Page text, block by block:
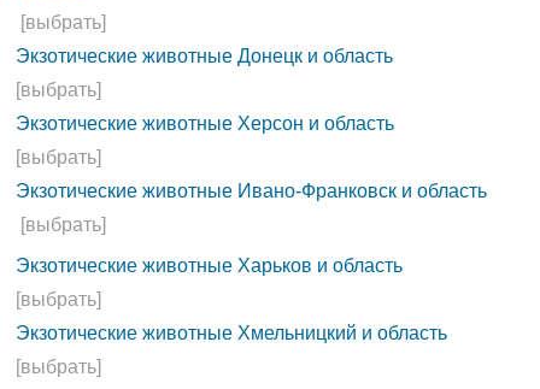
[выбрать]
Экзотические животные Донецк и область
[выбрать]
Экзотические животные Херсон и область
[выбрать]
Экзотические животные Ивано-Франковск и область
[выбрать]
Экзотические животные Харьков и область
[выбрать]
Экзотические животные Хмельницкий и область
[выбрать]